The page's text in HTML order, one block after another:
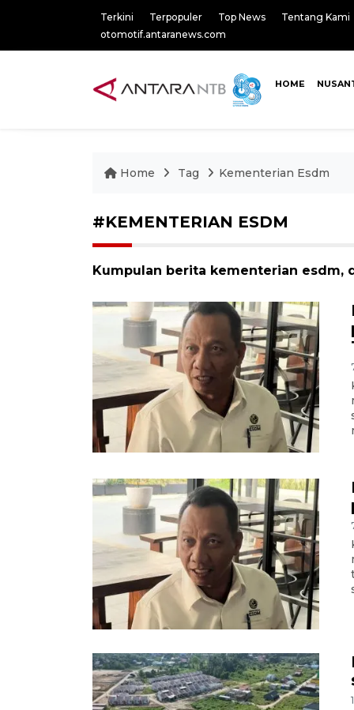
Terkini Terpopuler Top News
Tentang Kami
otomotif.antaranews.com
HOME
Home Tag Kementerian Esdm
#KEMENTERIAN ESDM
Kumpulan berita kementerian esdm,